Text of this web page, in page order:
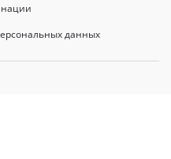
данных